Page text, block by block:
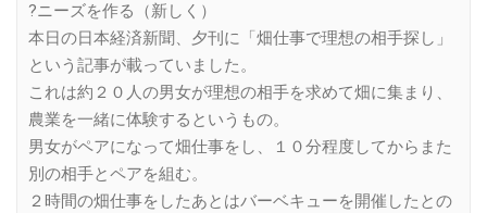
?ニーズを作る（新しく）
本日の日本経済新聞、夕刊に「畑仕事で理想の相手探し」
という記事が載っていました。
これは約２０人の男女が理想の相手を求めて畑に集まり、
農業を一緒に体験するというもの。
男女がペアになって畑仕事をし、１０分程度してからまた
別の相手とペアを組む。
２時間の畑仕事をしたあとはバーベキューを開催したとの